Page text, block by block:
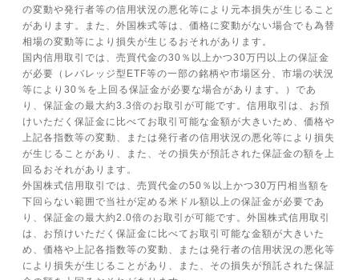
の変動や発行者等の信用状況の悪化等により元本損失が生じること
があります。また、外国株式等は、価格に変動がない場合でも為替
相場の変動等により損失が生じるおそれがあります。
国内信用取引では、売買代金の30％以上かつ30万円以上の保証金
が必要（レバレッジ型ETF等の一部の銘柄や市場区分、市場の状況
等により30％を上回る保証金が必要な場合があります。）であ
り、保証金の最大約3.3倍のお取引が可能です。信用取引は、お預
けいただく保証金に比べてお取引可能な金額が大きいため、価格や
上記各指数等の変動、または発行者の信用状況の悪化等により損失
が生じることがあり、また、その損失が預託された保証金の額を上
回るおそれがあります。
外国株式信用取引では、売買代金の50％以上かつ30万円相当額を
下回らない範囲で当社が定める米ドル額以上の保証金が必要であ
り、保証金の最大約2.0倍のお取引が可能です。外国株式信用取引
は、お預けいただく保証金に比べてお取引可能な金額が大きいた
め、価格や上記各指数等の変動、または発行者の信用状況の悪化等
により損失が生じることがあり、また、その損失が預託された保証